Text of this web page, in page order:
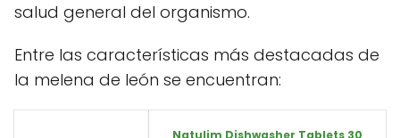
salud general del organismo.
Entre las características más destacadas de
la melena de león se encuentran: